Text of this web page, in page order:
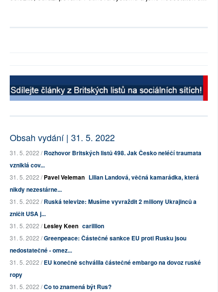
Obsah vydání | 31. 5. 2022
31. 5. 2022 /Rozhovor Britských listů 498. Jak Česko neléčí traumata
vzniklá cov...
31. 5. 2022 /Pavel Veleman Lilian Landová, věčná kamarádka, která
nikdy nezestárne...
31. 5. 2022 /Ruská televize: Musíme vyvraždit 2 miliony Ukrajinců a
zničit USA j...
31. 5. 2022 /Lesley Keen carillion
31. 5. 2022 /Greenpeace: Částečné sankce EU proti Rusku jsou
nedostatečné - omez...
31. 5. 2022 /EU konečně schválila částečné embargo na dovoz ruské
ropy
31. 5. 2022 /Co to znamená být Rus?